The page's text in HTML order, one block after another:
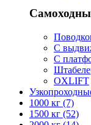
С
С
OXLIFT
1000 кг (7)
1500 кг (52)